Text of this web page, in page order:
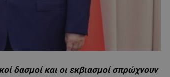
δασμοί και οι εκβιασμοί σπρώχνουν